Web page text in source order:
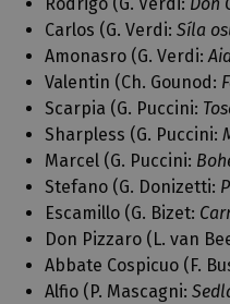
Carlos (G. Verdi: Síla
Amonasro (G. Verdi:
Valentin (Ch. Gounod:
Scarpia (G. Puccini:
Sharpless (G. Puccini:
Marcel (G. Puccini:
Stefano (G. Donizetti:
Escamillo (G. Bizet:
Don Pizzaro (L. van
Abbate Cospicuo (F.
Alfio (P. Mascagni: